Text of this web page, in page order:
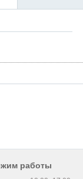
работы